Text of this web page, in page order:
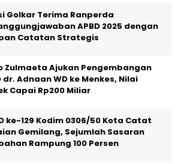
Golkar Terima Ranperda
APBD 2025 dengan
Catatan Strategis
Zulmaeta Ajukan Pengembangan
dr. Adnaan WD ke Menkes, Nilai
Capai Rp200 Miliar
ke-129 Kodim 0306/50 Kota Catat
Gemilang, Sejumlah Sasaran
Rampung 100 Persen